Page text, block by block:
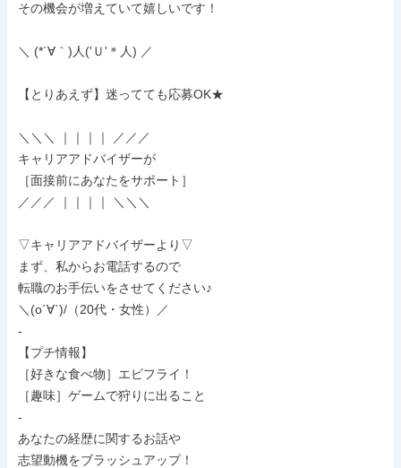
その機会が増えていて嬉しいです！
＼ (*´∀｀)人('Ｕ'＊人) ／
【とりあえず】迷ってても応募OK★
＼＼＼ ｜｜｜｜ ／／／
キャリアアドバイザーが
［面接前にあなたをサポート］
／／／ ｜｜｜｜ ＼＼＼
▽キャリアアドバイザーより▽
まず、私からお電話するので
転職のお手伝いをさせてください♪
＼(o´∀`)/（20代・女性）／
-
【プチ情報】
［好きな食べ物］エビフライ！
［趣味］ゲームで狩りに出ること
-
あなたの経歴に関するお話や
志望動機をブラッシュアップ！